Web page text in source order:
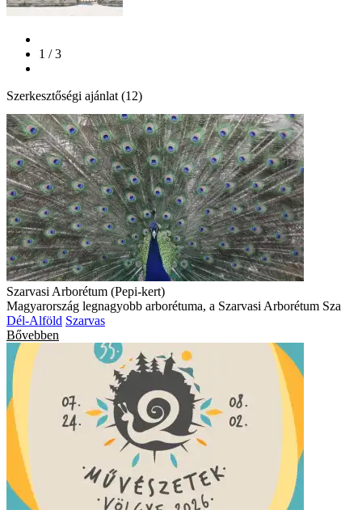
1 / 3
Szerkesztőségi ajánlat (12)
Szarvasi Arborétum (Pepi-kert)
Magyarország legnagyobb arborétuma, a Szarvasi Arborétum Sza
Dél-Alföld Szarvas
Bővebben